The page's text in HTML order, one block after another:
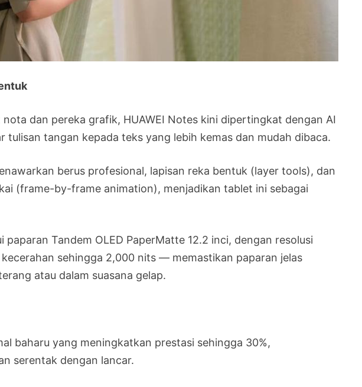
dan pereka grafik, HUAWEI Notes kini dipertingkat dengan AI
tangan kepada teks yang lebih kemas dan mudah dibaca.
berus profesional, lapisan reka bentuk (layer tools), dan
(frame-by-frame animation), menjadikan tablet ini sebagai
Tandem OLED PaperMatte 12.2 inci, dengan resolusi
sehingga 2,000 nits — memastikan paparan jelas
atau dalam suasana gelap.
baharu yang meningkatkan prestasi sehingga 30%,
serentak dengan lancar.